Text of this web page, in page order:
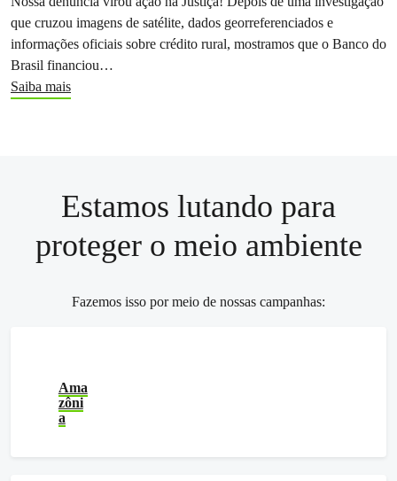
que cruzou imagens de satélite, dados georreferenciados e
informações oficiais sobre crédito rural, mostramos que o Banco do
Brasil financiou…
Saiba mais
Estamos lutando para
proteger o meio ambiente
Fazemos isso por meio de nossas campanhas:
Ama
zôni
a